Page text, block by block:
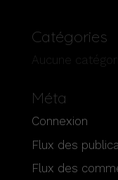
Catégories
Aucune
Méta
Connexion
Flux des
Flux des